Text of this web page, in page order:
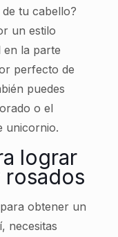
tu cabello?
un estilo
en la parte
perfecto de
puedes
o el
unicornio.
lograr
rosados
obtener un
necesitas